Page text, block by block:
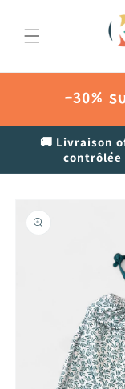
au
contenu
-30%
🚚 Livraison
contrôlée
produits